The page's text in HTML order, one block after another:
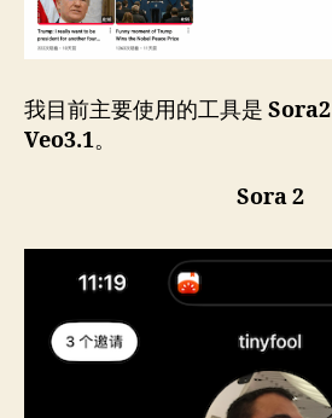
我目前主要使用的工具是 Sora2
Veo3.1。
Sora 2